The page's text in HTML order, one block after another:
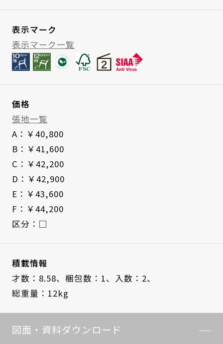
表示マーク
表示マーク一覧
価格
張地一覧
A：￥40,800
B：￥41,600
C：￥42,200
D：￥42,900
E：￥43,600
F：￥44,200
区分：□
積載情報
才数：8.58、 梱包数：1、 入数：2、
総重量：12kg
図面・資料ダウンロード